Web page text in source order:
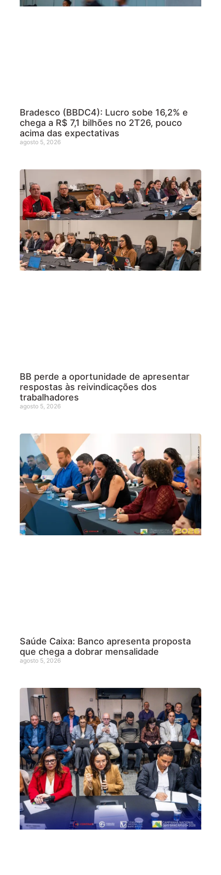
Bradesco (BBDC4): Lucro sobe 16,2% e
chega a R$ 7,1 bilhões no 2T26, pouco
acima das expectativas
agosto 5, 2026
BB perde a oportunidade de apresentar
respostas às reivindicações dos
trabalhadores
agosto 5, 2026
Saúde Caixa: Banco apresenta proposta
que chega a dobrar mensalidade
agosto 5, 2026